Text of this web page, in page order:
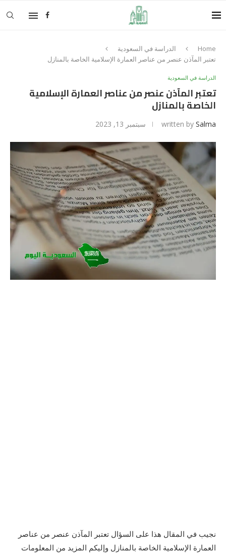
Home
الدراسة في السعودية
تعتبر المآذن عنصر من عناصر العمارة الإسلامیة الخاصة بالمنازل
الدراسة في السعودية
تعتبر المآذن عنصر من عناصر العمارة الإسلامیة
الخاصة بالمنازل
written by Salma سبتمبر 13, 2023
نجيب في المقال هذا على السؤال تعتبر المآذن عنصر من عناصر
العمارة الإسلامیة الخاصة بالمنازل وإليكم المزيد من المعلومات